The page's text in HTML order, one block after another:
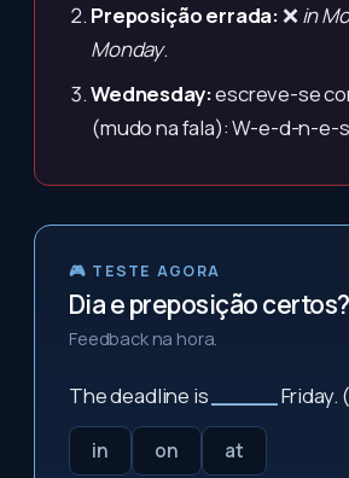
Preposição errada:❌in
Monday.
Wednesday:escreve-se
(mudo na fala): W-e-d-n-e-
🎮 TESTE AGORA
Dia e preposição certos?
Feedback na hora.
The deadline is Friday.
in on at